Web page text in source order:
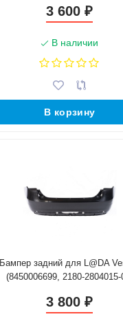
3 600₽
В наличии
В корзину
Бампер задний для L@DA
(8450006699, 2180-2804015-
3 800₽